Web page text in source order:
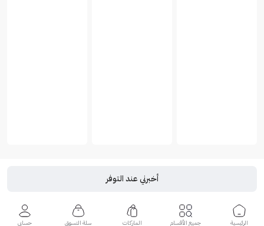
أخبرني عند التوفر
الرئيسية جميع الأقسام الماركات سلة التسوق حسابي